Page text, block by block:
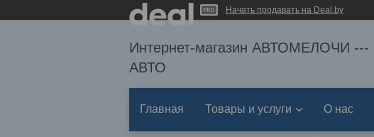
Начать продавать на Deal.by
Интернет-магазин
АВТО
Главная Товары и услуги О нас